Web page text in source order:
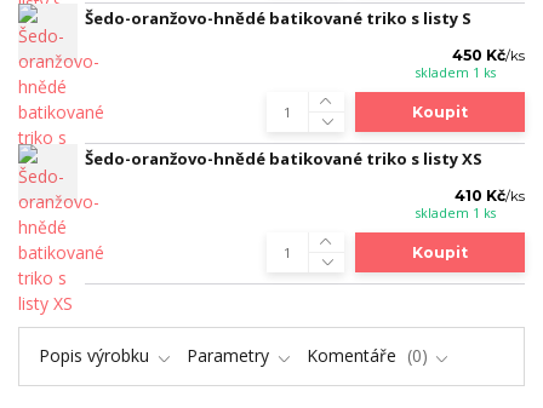
Šedo-oranžovo-hnědé batikované triko s listy S
450 Kč/ks
skladem 1 ks
Koupit
Šedo-oranžovo-hnědé batikované triko s listy XS
410 Kč/ks
skladem 1 ks
Koupit
Popis výrobku Parametry Komentáře 0